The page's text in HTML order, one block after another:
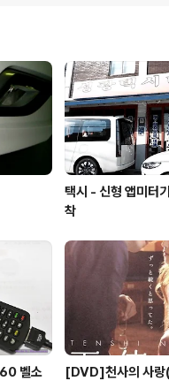
고만 S8+ 로 써 있네요. 포
자가유통폰이아닌 SKT유
니 위치한 요녀석 탐나네
본체, 설명서, 유심칩관련,
등 입니다. 제 노터7FE와 비
택시 - 신형 앱미
착
벨소
[DVD]천사의 사